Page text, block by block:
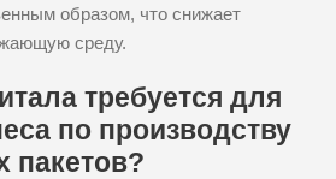
образом, что снижает
среду.
требуется для
по производству
пакетов?